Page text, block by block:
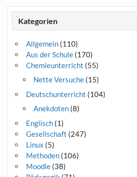
Kategorien
Allgemein(110)
Aus der Schule(170)
Chemieunterricht (55)
Nette Versuche(15)
Deutschunterricht (104)
Anekdoten(8)
Englisch(1)
Gesellschaft (247)
Linux (5)
Methoden(106)
Moodle(38)